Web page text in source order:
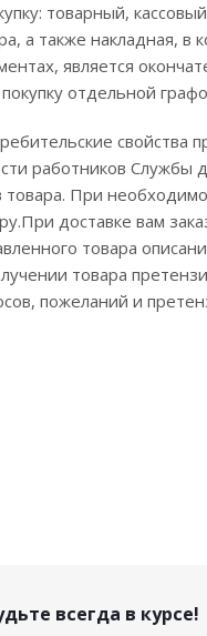
товарный,
а также накладная, в
является
отдельной
свойства
работников Службы
При
доставке вам
товара
товара
пожеланий и
всегда в курсе!